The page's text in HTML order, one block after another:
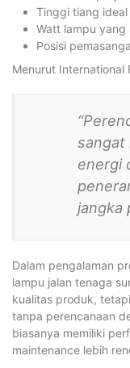
Tinggi tiang ideal
Watt lampu yang
Posisi
Menurut International
sangat
energi
jangka
Dalam pengalaman
lampu jalan tenaga
kualitas produk,
tanpa perencanaan
biasanya memiliki
maintenance lebih